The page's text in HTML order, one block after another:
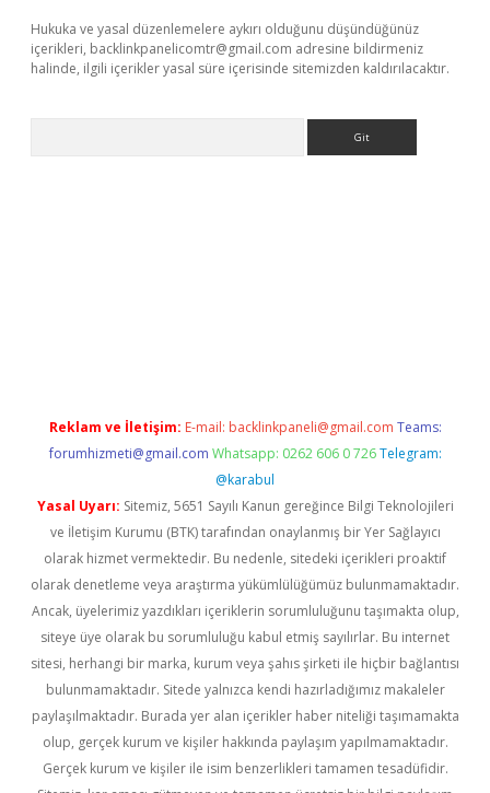
Hukuka ve yasal düzenlemelere aykırı olduğunu düşündüğünüz
içerikleri, backlinkpanelicomtr@gmail.com adresine bildirmeniz
halinde, ilgili içerikler yasal süre içerisinde sitemizden kaldırılacaktır.
Reklam ve İletişim: E-mail: backlinkpaneli@gmail.com Teams:
forumhizmeti@gmail.com Whatsapp: 0262 606 0 726 Telegram:
@karabul
Yasal Uyarı: Sitemiz, 5651 Sayılı Kanun gereğince Bilgi Teknolojileri
ve İletişim Kurumu (BTK) tarafından onaylanmış bir Yer Sağlayıcı
olarak hizmet vermektedir. Bu nedenle, sitedeki içerikleri proaktif
olarak denetleme veya araştırma yükümlülüğümüz bulunmamaktadır.
Ancak, üyelerimiz yazdıkları içeriklerin sorumluluğunu taşımakta olup,
siteye üye olarak bu sorumluluğu kabul etmiş sayılırlar. Bu internet
sitesi, herhangi bir marka, kurum veya şahıs şirketi ile hiçbir bağlantısı
bulunmamaktadır. Sitede yalnızca kendi hazırladığımız makaleler
paylaşılmaktadır. Burada yer alan içerikler haber niteliği taşımamakta
olup, gerçek kurum ve kişiler hakkında paylaşım yapılmamaktadır.
Gerçek kurum ve kişiler ile isim benzerlikleri tamamen tesadüfidir.